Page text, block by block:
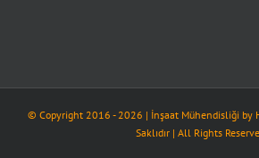
© Copyright 2016 -2026 | İnşaat Mühendisliği by
Saklıdır | All Rights